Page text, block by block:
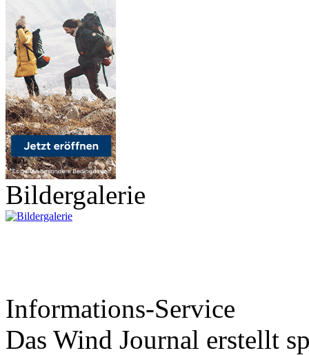
Bildergalerie
Informations-Service
Das Wind Journal erstellt